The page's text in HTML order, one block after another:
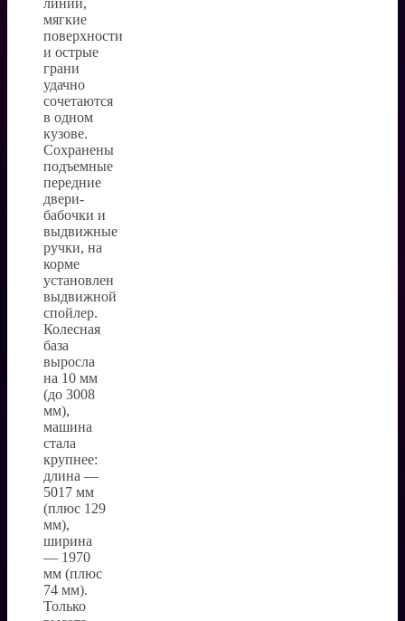
линии,
мягкие
поверхности
и острые
грани
удачно
сочетаются
в одном
кузове.
Сохранены
подъемные
передние
двери-
бабочки и
выдвижные
ручки, на
корме
установлен
выдвижной
спойлер.
Колесная
база
выросла
на 10 мм
(до 3008
мм),
машина
стала
крупнее:
длина —
5017 мм
(плюс 129
мм),
ширина
— 1970
мм (плюс
74 мм).
Только